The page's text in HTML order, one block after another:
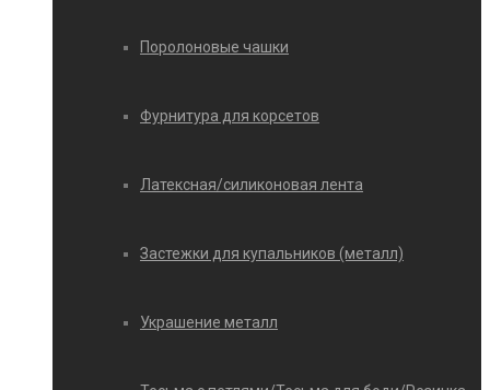
Поролоновые чашки
Фурнитура для корсетов
Латексная/силиконовая лента
Застежки для купальников (металл)
Украшение металл